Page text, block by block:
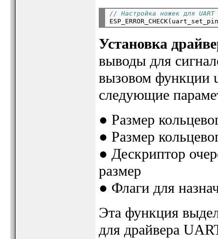
// Настройка ножек для
Установка
выводы для
вызовом функции
следующие
● Размер
● Размер
● Дескриптор
размер
● Флаги для
Эта функция
для драйвера